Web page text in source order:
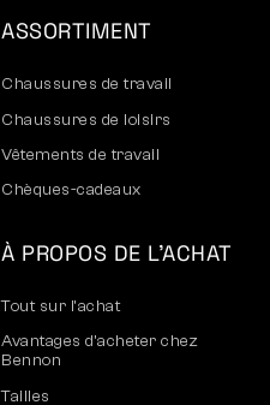
ASSORTIMENT
Chaussures de travail
Chaussures de loisirs
Vêtements de travail
Chèques-cadeaux
À PROPOS DE L’ACHAT
Tout sur l’achat
Avantages d’acheter chez
Bennon
Tailles